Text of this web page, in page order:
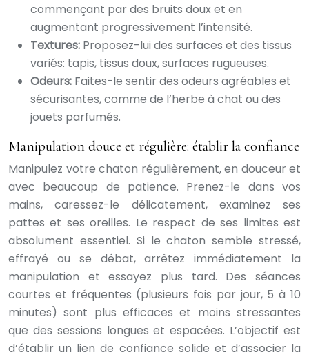
commençant par des bruits doux et en
augmentant progressivement l’intensité.
Textures: Proposez-lui des surfaces et des tissus
variés: tapis, tissus doux, surfaces rugueuses.
Odeurs: Faites-le sentir des odeurs agréables et
sécurisantes, comme de l’herbe à chat ou des
jouets parfumés.
Manipulation douce et régulière: établir la confiance
Manipulez votre chaton régulièrement, en douceur et
avec beaucoup de patience. Prenez-le dans vos
mains, caressez-le délicatement, examinez ses
pattes et ses oreilles. Le respect de ses limites est
absolument essentiel. Si le chaton semble stressé,
effrayé ou se débat, arrêtez immédiatement la
manipulation et essayez plus tard. Des séances
courtes et fréquentes (plusieurs fois par jour, 5 à 10
minutes) sont plus efficaces et moins stressantes
que des sessions longues et espacées. L’objectif est
d’établir un lien de confiance solide et d’associer la